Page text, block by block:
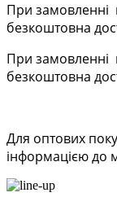
При замовленні
безкоштовна
При замовленні
безкоштовна
Для оптових
інформацією до